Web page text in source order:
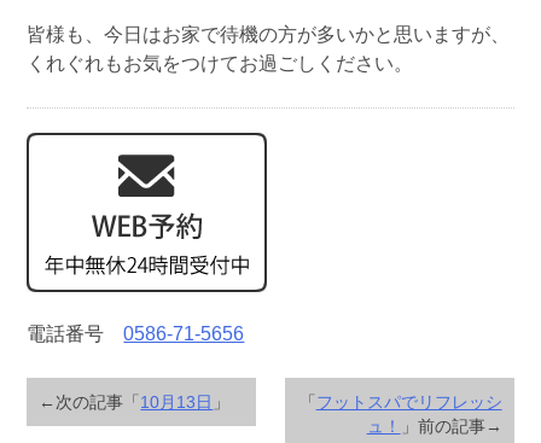
皆様も、今日はお家で待機の方が多いかと思いますが、
くれぐれもお気をつけてお過ごしください。
電話番号0586-71-5656
「 フットスパでリフレッシ
ュ！
」前の記事→
←次の記事「 10月13日 」